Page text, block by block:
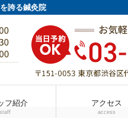
誇る鍼灸院
フ紹介
staff
アクセス
access